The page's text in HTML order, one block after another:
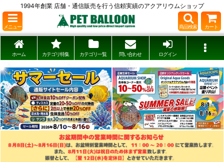
1994年創業 店舗・通信販売を行う信頼実績のアクアリウムショップ
メニュー 商品検索 カート
ホーム カテゴリ特集 カテゴリ一覧 問い合わせ ログイン